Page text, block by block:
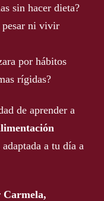
sin hacer dieta?
pesar ni vivir
por hábitos
rígidas?
de aprender a
adaptada a tu día a
Carmela,